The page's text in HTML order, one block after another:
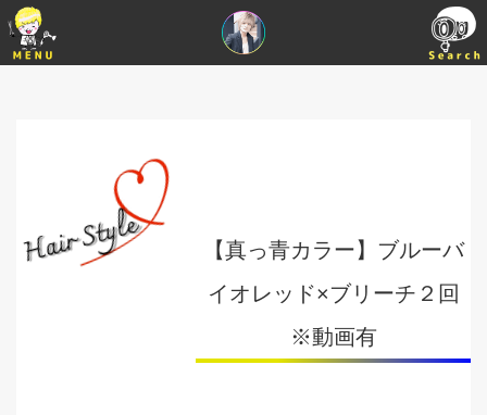
【真っ青カラー】ブルーバ
イオレッド×ブリーチ２回
※動画有